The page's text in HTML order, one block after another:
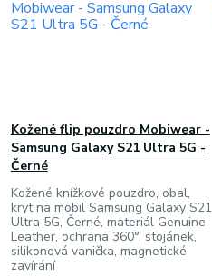
Kožené flip pouzdro Mobiwear -
Samsung Galaxy S21 Ultra 5G -
Černé
Kožené knížkové pouzdro, obal,
kryt na mobil Samsung Galaxy S21
Ultra 5G, Černé, materiál Genuine
Leather, ochrana 360°, stojánek,
silikonová vanička, magnetické
zavírání